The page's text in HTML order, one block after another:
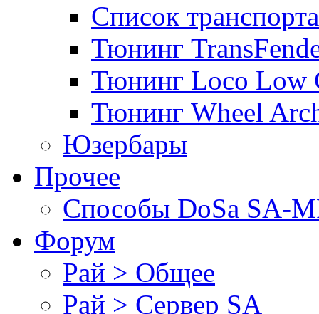
Список транспорта
Тюнинг
Тюнинг Loco Low
Тюнинг Wheel
Юзербары
Прочее
Cпособы DoSа SA-
Форум
Рай > Общее
Рай > Сервер SA